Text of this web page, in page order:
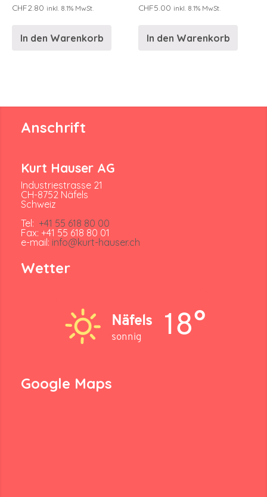
CHF2.80 inkl. 8.1% MwSt.
In den Warenkorb
CHF5.00 inkl. 8.1% MwSt.
In den Warenkorb
Anschrift
Kurt Hauser AG
Industriestrasse 21
CH-8752 Näfels
Schweiz
Tel: +41 55 618 80 00
Fax: +41 55 618 80 01
e-mail: info@kurt-hauser.ch
Wetter
Näfels
sonnig 18°
Google Maps